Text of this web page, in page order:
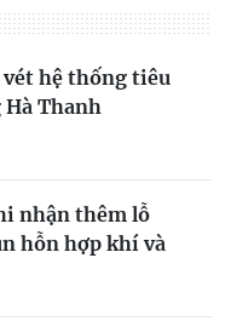
vét hệ thống tiêu
Thanh
nhận thêm lỗ
hỗn hợp khí và